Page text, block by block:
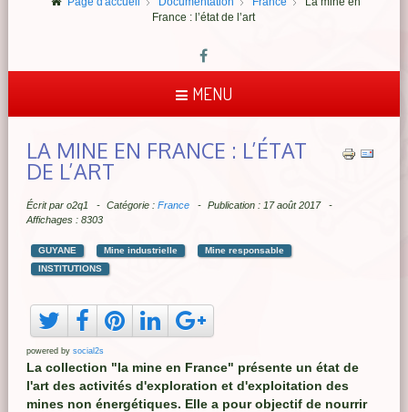
France : l’état de l’art
MENU
LA MINE EN FRANCE : L’ÉTAT
DE L’ART
Écrit par o2q1 Catégorie : France
Publication : 17 août 2017
Affichages : 8303
GUYANE Mine industrielle
Mine responsable
INSTITUTIONS
powered by social2s
La collection "la mine en France" présente un état de
l'art des activités d'exploration et d'exploitation des
mines non énergétiques. Elle a pour objectif de nourrir